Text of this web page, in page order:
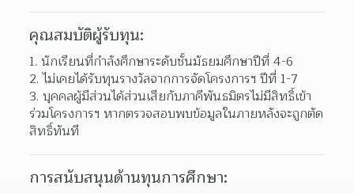
คุณสมบัติผู้รับทุน:
นักเรียนที่กำลังศึกษาระดับชั้นมัธยมศึกษาปีที่ 4-6
ไม่เคยได้รับทุนรางวัลจากการจัดโครงการฯ ปีที่ 1-7
บุคคลผู้มีส่วนได้ส่วนเสียกับภาคีพันธมิตรไม่มีสิทธิ์เข้า
ร่วมโครงการฯ หากตรวจสอบพบข้อมูลในภายหลังจะถูกตัด
สิทธิ์ทันที
การสนับสนุนด้านทุนการศึกษา: